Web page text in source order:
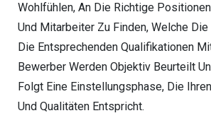
Wohlfühlen, An Die Richtige
Und Mitarbeiter Zu Finden, Welche
Die Entsprechenden Qualifikationen
Bewerber Werden Objektiv Beurteilt
Folgt Eine Einstellungsphase, Die
Und Qualitäten Entspricht.